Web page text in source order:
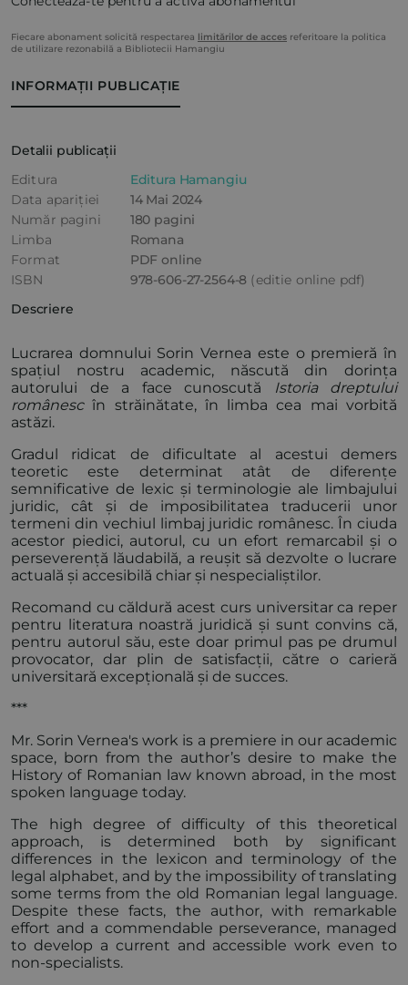
INFORMAȚII PUBLICAȚIE
Detalii publicații
Editura
Editura Hamangiu
Data apariției
14 Mai 2024
Număr pagini
180 pagini
Limba
Romana
Format
PDF online
ISBN
978-606-27-2564-8 (editie online pdf)
Descriere
Lucrarea domnului Sorin Vernea este o premieră în
spațiul nostru academic, născută din dorința
autorului de a face cunoscută
Istoria dreptului
românescîn străinătate, în limba cea mai vorbită
astăzi.
Gradul ridicat de dificultate al acestui demers
teoretic este determinat atât de diferențe
semnificative de lexic și terminologie ale limbajului
juridic, cât și de imposibilitatea traducerii unor
termeni din vechiul limbaj juridic românesc. În ciuda
acestor piedici, autorul, cu un efort remarcabil și o
perseverență lăudabilă, a reușit să dezvolte o lucrare
actuală și accesibilă chiar și nespecialiștilor.
Recomand cu căldură acest curs universitar ca reper
pentru literatura noastră juridică și sunt convins că,
pentru autorul său, este doar primul pas pe drumul
provocator, dar plin de satisfacții, către o carieră
universitară excepțională și de succes.
***
Mr. Sorin Vernea's work is a premiere in our academic
space, born from the author’s desire to make the
History of Romanian law known abroad, in the most
spoken language today.
The high degree of difficulty of this theoretical
approach, is determined both by significant
differences in the lexicon and terminology of the
legal alphabet, and by the impossibility of translating
some terms from the old Romanian legal language.
Despite these facts, the author, with remarkable
effort and a commendable perseverance, managed
to develop a current and accessible work even to
non-specialists.
Fiecare abonament solicită respectarea limitărilor de acces referitoare la politica
de utilizare rezonabilă a Bibliotecii Hamangiu